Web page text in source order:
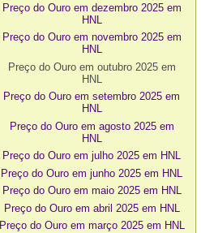
Preço do Ouro em dezembro 2025 em
HNL
Preço do Ouro em novembro 2025 em
HNL
Preço do Ouro em outubro 2025 em
HNL
Preço do Ouro em setembro 2025 em
HNL
Preço do Ouro em agosto 2025 em
HNL
Preço do Ouro em julho 2025 em HNL
Preço do Ouro em junho 2025 em HNL
Preço do Ouro em maio 2025 em HNL
Preço do Ouro em abril 2025 em HNL
Preço do Ouro em março 2025 em HNL